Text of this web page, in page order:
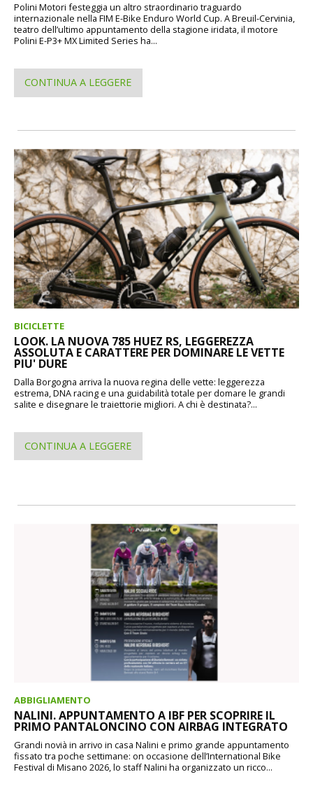
Polini Motori festeggia un altro straordinario traguardo
internazionale nella FIM E-Bike Enduro World Cup. A Breuil-Cervinia,
teatro dell’ultimo appuntamento della stagione iridata, il motore
Polini E-P3+ MX Limited Series ha...
CONTINUA A LEGGERE
BICICLETTE
LOOK. LA NUOVA 785 HUEZ RS, LEGGEREZZA
ASSOLUTA E CARATTERE PER DOMINARE LE VETTE
PIU' DURE
Dalla Borgogna arriva la nuova regina delle vette: leggerezza
estrema, DNA racing e una guidabilità totale per domare le grandi
salite e disegnare le traiettorie migliori. A chi è destinata?...
CONTINUA A LEGGERE
ABBIGLIAMENTO
NALINI. APPUNTAMENTO A IBF PER SCOPRIRE IL
PRIMO PANTALONCINO CON AIRBAG INTEGRATO
Grandi novià in arrivo in casa Nalini e primo grande appuntamento
fissato tra poche settimane: on occasione dell’International Bike
Festival di Misano 2026, lo staff Nalini ha organizzato un ricco...